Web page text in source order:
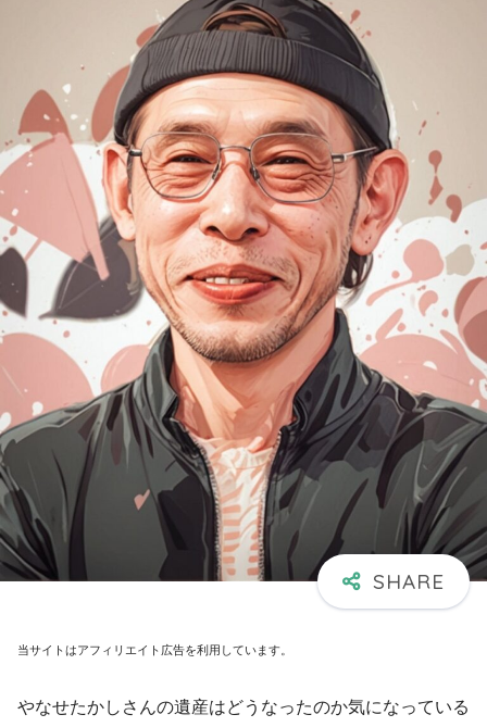
当サイトはアフィリエイト広告を利用しています。
やなせたかしさんの遺産はどうなったのか気になっている